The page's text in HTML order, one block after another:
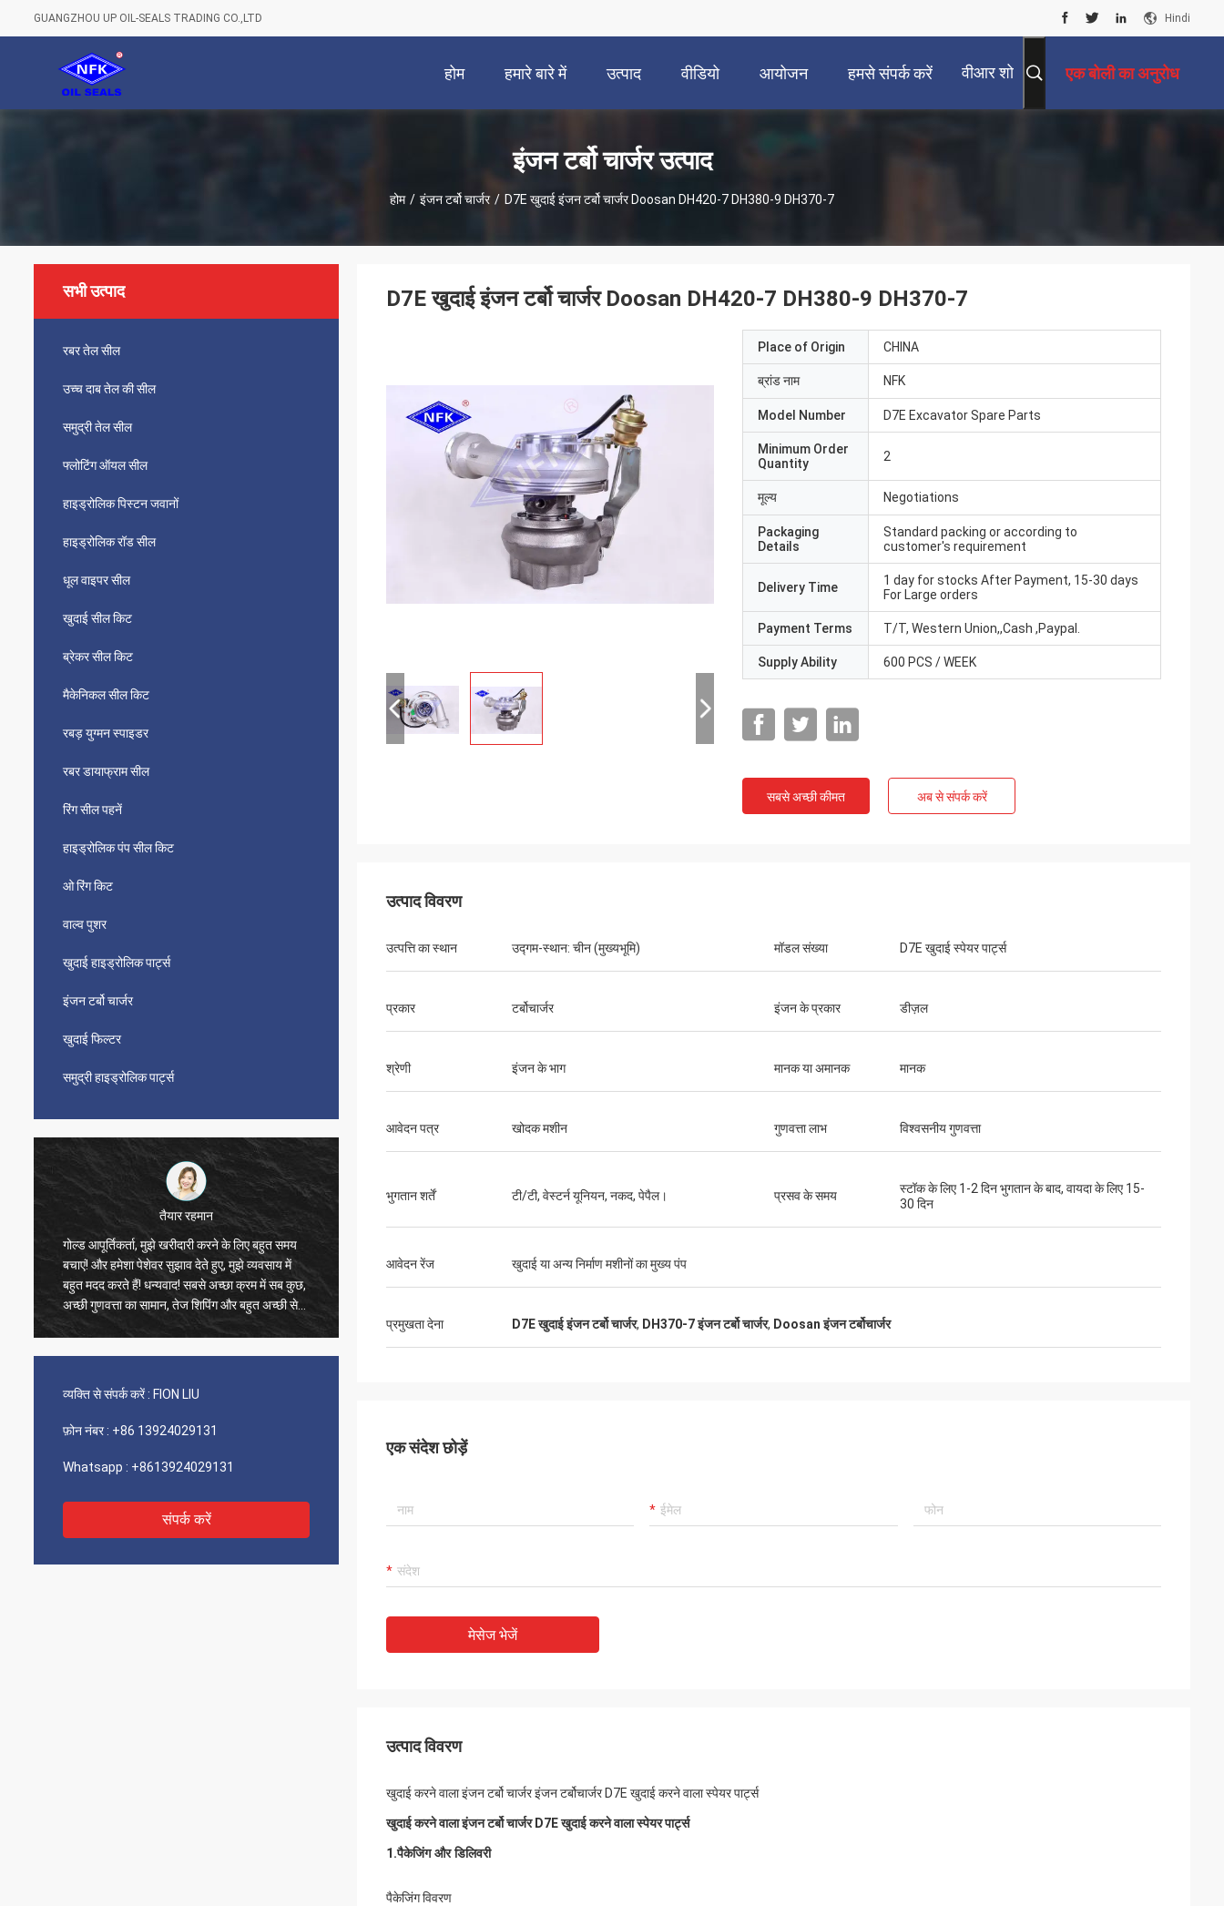
GUANGZHOU UP OIL-SEALS TRADING CO.,LTD Hindi
होम हमारे बारे में उत्पाद वीडियो आयोजन हमसे संपर्क करें वीआर शो एक बोली का अनुरोध
इंजन टर्बो चार्जर उत्पाद
होम / इंजन टर्बो चार्जर / D7E खुदाई इंजन टर्बो चार्जर Doosan DH420-7 DH380-9 DH370-7
सभी उत्पाद
रबर तेल सील
उच्च दाब तेल की सील
समुद्री तेल सील
फ्लोटिंग ऑयल सील
हाइड्रोलिक पिस्टन जवानों
हाइड्रोलिक रॉड सील
धूल वाइपर सील
खुदाई सील किट
ब्रेकर सील किट
मैकेनिकल सील किट
रबड़ युग्मन स्पाइडर
रबर डायाफ्राम सील
रिंग सील पहनें
हाइड्रोलिक पंप सील किट
ओ रिंग किट
वाल्व पुशर
खुदाई हाइड्रोलिक पार्ट्स
इंजन टर्बो चार्जर
खुदाई फिल्टर
समुद्री हाइड्रोलिक पार्ट्स
तैयार रहमान
गोल्ड आपूर्तिकर्ता, मुझे खरीदारी करने के लिए बहुत समय
बचाएं! और हमेशा पेशेवर सुझाव देते हुए, मुझे व्यवसाय में
बहुत मदद करते हैं! धन्यवाद! सबसे अच्छा क्रम में सब कुछ,
अच्छी गुणवत्ता का सामान, तेज शिपिंग और बहुत अच्छी सेवा
जो मैं सुझाता हूं। 5 सितारों को शामिल किया गया! आपके
उत्पाद 100% प्रामाणिक, उत्कृष्ट लागत प्रदर्शन हैं।
फास्ट शिपिंग और बहुत अच्छा सर्विसिक मैं 5 सितारों का
कार्लो
अच्छा आपूर्तिकर्ता, और हमेशा पेशेवर सुझाव देते हुए, माल
व्यक्ति से संपर्क करें : FION LIU
फ़ोन नंबर : +86 13924029131
Whatsapp : +8613924029131
संपर्क करें
D7E खुदाई इंजन टर्बो चार्जर Doosan DH420-7 DH380-9 DH370-7
Place of Origin CHINA
ब्रांड नाम NFK
Model Number D7E Excavator Spare Parts
Minimum Order
Quantity
2
मूल्य Negotiations
Packaging
Details
Standard packing or according to
customer's requirement
Delivery Time
1 day for stocks After Payment, 15-30 days
For Large orders
Payment Terms T/T, Western Union,,Cash ,Paypal.
Supply Ability 600 PCS / WEEK
सबसे अच्छी कीमत अब से संपर्क करें
उत्पाद विवरण
उत्पत्ति का स्थान उद्गम-स्थान: चीन (मुख्यभूमि) मॉडल संख्या D7E खुदाई स्पेयर पार्ट्स
प्रकार टर्बोचार्जर इंजन के प्रकार डीज़ल
श्रेणी इंजन के भाग मानक या अमानक मानक
आवेदन पत्र खोदक मशीन गुणवत्ता लाभ विश्वसनीय गुणवत्ता
भुगतान शर्तें टी/टी, वेस्टर्न यूनियन, नकद, पेपैल। प्रसव के समय
स्टॉक के लिए 1-2 दिन भुगतान के बाद, वायदा के लिए 15-
30 दिन
आवेदन रेंज खुदाई या अन्य निर्माण मशीनों का मुख्य पंप
प्रमुखता देना D7E खुदाई इंजन टर्बो चार्जर, DH370-7 इंजन टर्बो चार्जर, Doosan इंजन टर्बोचार्जर
एक संदेश छोड़ें
मेसेज भेजें
उत्पाद विवरण
खुदाई करने वाला इंजन टर्बो चार्जर इंजन टर्बोचार्जर D7E खुदाई करने वाला स्पेयर पार्ट्स
खुदाई करने वाला इंजन टर्बो चार्जर D7E खुदाई करने वाला स्पेयर पार्ट्स
1.पैकेजिंग और डिलिवरी
पैकेजिंग विवरण